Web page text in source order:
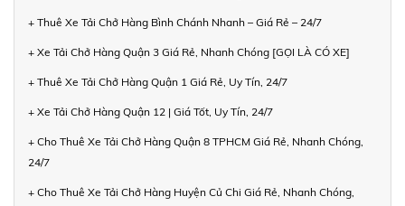
+ Thuê Xe Tải Chở Hàng Bình Chánh Nhanh – Giá Rẻ – 24/7
+ Xe Tải Chở Hàng Quận 3 Giá Rẻ, Nhanh Chóng [GỌI LÀ CÓ XE]
+ Thuê Xe Tải Chở Hàng Quận 1 Giá Rẻ, Uy Tín, 24/7
+ Xe Tải Chở Hàng Quận 12 | Giá Tốt, Uy Tín, 24/7
+ Cho Thuê Xe Tải Chở Hàng Quận 8 TPHCM Giá Rẻ, Nhanh Chóng,
24/7
+ Cho Thuê Xe Tải Chở Hàng Huyện Củ Chi Giá Rẻ, Nhanh Chóng,